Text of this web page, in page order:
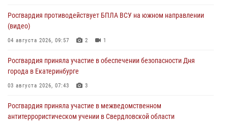
Росгвардия противодействует БПЛА ВСУ на южном направлении
(видео)
04 августа 2026, 09:57 2 1
Росгвардия приняла участие в обеспечении безопасности Дня
города в Екатеринбурге
03 августа 2026, 07:43 3
Росгвардия приняла участие в межведомственном
антитеррористическом учении в Свердловской области